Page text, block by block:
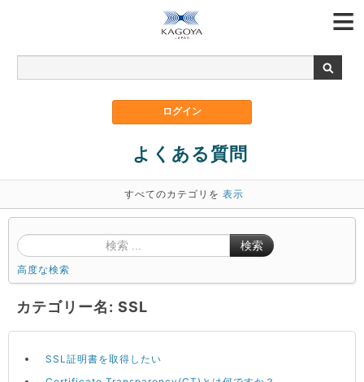
よくある質問
すべてのカテゴリを 表示
検索
高度な検索
カテゴリー名: SSL
SSL証明書を取得したい